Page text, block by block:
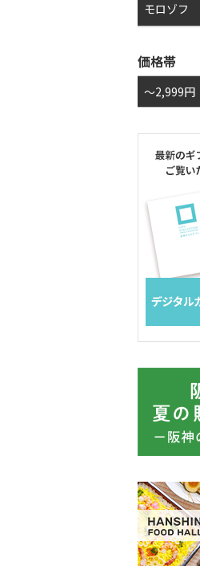
モロゾフ
価格帯
～2,999円